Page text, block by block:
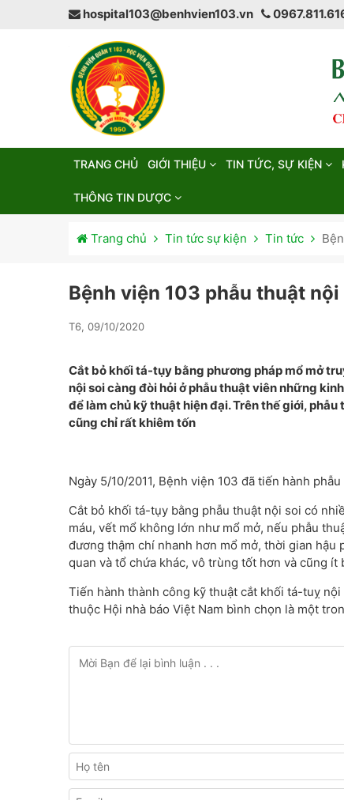
hospital103@benhvien103.vn
TRANG CHỦ GIỚI THIỆU TIN TỨC, SỰ KIỆN
THÔNG TIN DƯỢC
Trang chủ Tin tức sự kiện Tin tức
Bệnh viện 103 phẫu thuật
T6, 09/10/2020
Cắt bỏ khối tá-tụy bằng phương pháp mổ mở
nội soi càng đòi hỏi ở phẫu thuật viên những
để làm chủ kỹ thuật hiện đại. Trên thế giới,
cũng chỉ rất khiêm tốn
Ngày 5/10/2011, Bệnh viện 103 đã tiến hành
Cắt bỏ khối tá-tụy bằng phẫu thuật nội soi có
máu, vết mổ không lớn như mổ mở, nếu phẫu
đương thậm chí nhanh hơn mổ mở, thời gian
quan và tổ chứa khác, vô trùng tốt hơn và cũng
Tiến hành thành công kỹ thuật cắt khối tá-tuỵ
thuộc Hội nhà báo Việt Nam bình chọn là một